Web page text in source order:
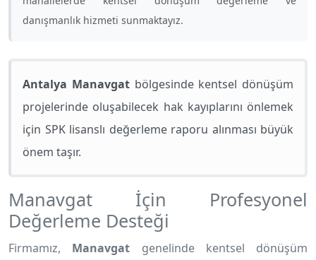
danışmanlık hizmeti sunmaktayız.
Antalya Manavgatbölgesinde kentsel dönüşüm
projelerinde oluşabilecek hak kayıplarını önlemek
için SPK lisanslı değerleme raporu alınması büyük
önem taşır.
Manavgat İçin Profesyonel
Değerleme Desteği
Firmamız, Manavgat genelinde kentsel dönüşüm